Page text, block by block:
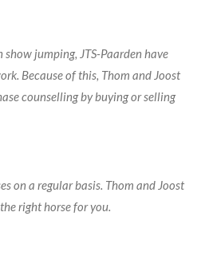
jumping, JTS-Paarden have
Because of this, Thom and Joost
counselling by buying or selling
on a regular basis. Thom and Joost
right horse for you.